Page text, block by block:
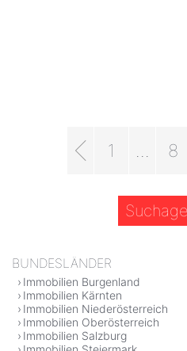
1 8
BUNDESLÄNDER
Immobilien Burgenland
Immobilien Kärnten
Immobilien Niederösterreich
Immobilien Oberösterreich
Immobilien Salzburg